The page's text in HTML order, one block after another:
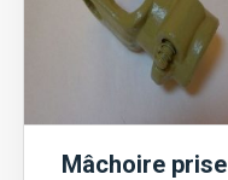
Mâchoire prise